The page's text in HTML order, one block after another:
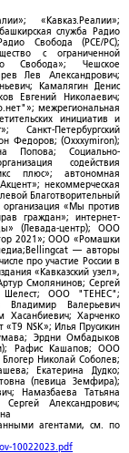
«Кавказ.Реалии»;
служба Радио
Свобода (PCE/PC);
с ограниченной
Свобода»; Чешское
Лев Александрович;
Камалягин Денис
Евгений Николаевич;
межрегиональная
инициатив и
Санкт-Петербургский
Федоров; (Oxxxymiron);
Попова; Социально-
содействия
плюс»; автономная
некоммерческая
Благотворительный
организация «Мы против
граждан»; интернет-
(Левада-центр); ООО
2021»; ООО «Ромашки
— авторы
про участие России в
«Кавказский узел»,
Смолянинов; Сергей
Шелест; ООО "ТЕНЕС";
Владимир Валерьевич
Хасанбиевич; Харченко
NSK»; Илья Прусикин
Эрдни Омбадыков
Рафис Кашапов; ООО
Николай Соболев;
Екатерина Дудко;
(певица Земфира);
Намазбаева Татьяна
Александрович;
агентами, см. по
10022023.pdf